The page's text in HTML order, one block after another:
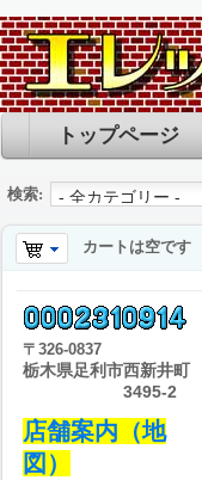
トップページ
検索:
カートは空です
〒 326-0837
栃木県足利市西新井町
3495-2
店舗案内（地
図）